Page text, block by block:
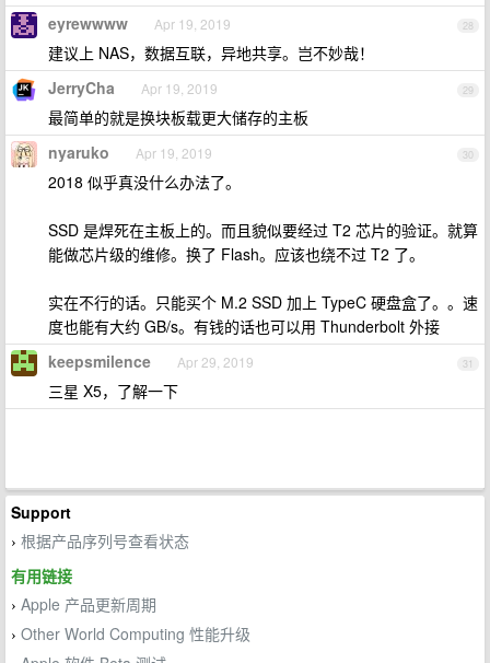
28
eyrewwww Apr 19, 2019
建议上 NAS，数据互联，异地共享。岂不妙哉！
29
JerryCha Apr 19, 2019
最简单的就是换块板载更大储存的主板
30
nyaruko Apr 19, 2019
2018 似乎真没什么办法了。
SSD 是焊死在主板上的。而且貌似要经过 T2 芯片的验证。就算
能做芯片级的维修。换了 Flash。应该也绕不过 T2 了。
实在不行的话。只能买个 M.2 SSD 加上 TypeC 硬盘盒了。。速
度也能有大约 GB/s。有钱的话也可以用 Thunderbolt 外接
31
keepsmilence Apr 29, 2019
三星 X5，了解一下
Support
› 根据产品序列号查看状态
有用链接
› Apple 产品更新周期
› Other World Computing 性能升级